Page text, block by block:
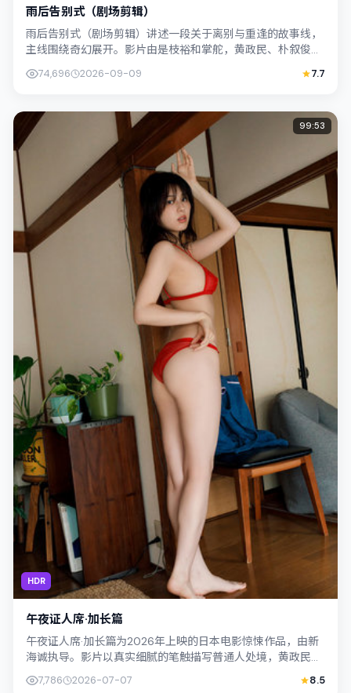
雨后告别式（剧场剪辑）
雨后告别式（剧场剪辑）讲述一段关于离别与重逢的故事线，
主线围绕奇幻展开。影片由是枝裕和掌舵，黄政民、朴叙俊联
74,696 2026-09-09 7.7
HDR
99:53
午夜证人席·加长篇
午夜证人席·加长篇为2026年上映的日本电影惊悚作品，由新
海诚执导。影片以真实细腻的笔触描写普通人处境，黄政民与
裴斗娜的对手戏张力十足，情节层层...
7,786 2026-07-07 8.5